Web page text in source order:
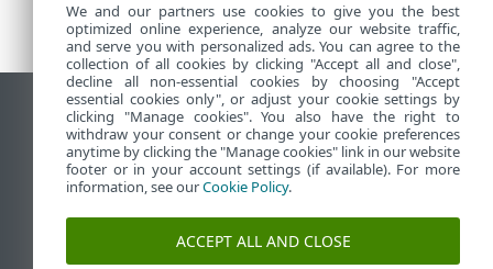
Wyświetl witrynę internetową dla
komputerów
End of Life
Baza wiedzy ESET
Forum ESET
ESET Status Portal
We and our partners use cookies to give you the best
optimized online experience, analyze our website traffic,
and serve you with personalized ads. You can agree to the
collection of all cookies by clicking "Accept all and close",
decline all non-essential cookies by choosing "Accept
essential cookies only", or adjust your cookie settings by
clicking "Manage cookies". You also have the right to
withdraw your consent or change your cookie preferences
anytime by clicking the "Manage cookies" link in our website
footer or in your account settings (if available). For more
information, see ourCookie Policy.
ACCEPT ALL AND CLOSE